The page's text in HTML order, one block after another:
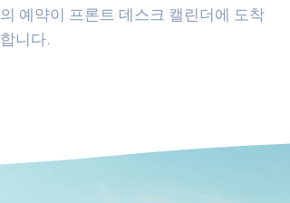
의 예약이 프론트 데스크 캘린더에 도착
합니다.